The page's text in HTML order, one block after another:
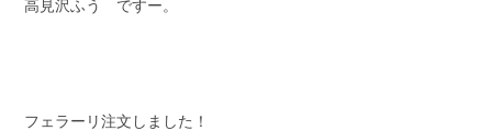
特別作業
高見沢ふう ですー。
フェラーリ注文しました！